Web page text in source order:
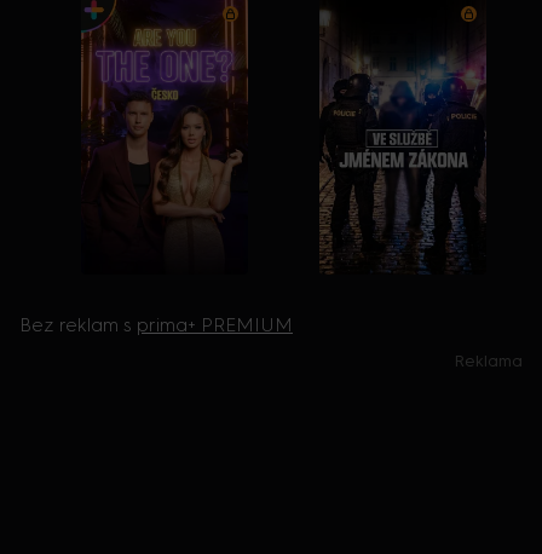
Bez reklam s prima+ PREMIUM
Reklama